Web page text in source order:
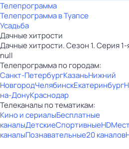
Телепрограмма
Телепрограмма в Туапсе
Усадьба
Дачные хитрости
Дачные хитрости. Сезон 1. Серия 1-
null
Телепрограмма по городам:
Санкт-ПетербургКазаньНижний
НовгородЧелябинскЕкатеринбург
на-ДонуКраснодар
Телеканалы по тематикам:
Кино и сериалыБесплатные
каналыДетскиеСпортивныеHD
каналыПознавательные20 каналов